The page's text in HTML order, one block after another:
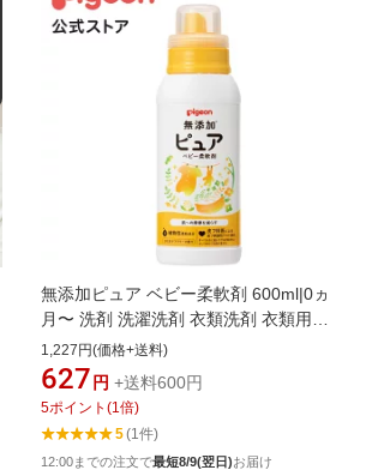
無添加ピュア ベビー柔軟剤 600ml|0ヵ
月〜 洗剤 洗濯洗剤 衣類洗剤 衣類用洗
剤 衣類 衣類用 洗濯 洗濯用 洗濯用品
洗濯用洗剤 赤ちゃん 赤ちゃん用 赤ち
ゃん用品 ベビー用 ベビー用品 ベビー
グッズ 子供 こども キッズ 子供用 赤ち
ゃんグッズ
1,227円(価格+送料)
627 円 +送料600円
5ポイント (1倍)
5(1件)
12:00までの注文で最短8/9(翌日)お届け